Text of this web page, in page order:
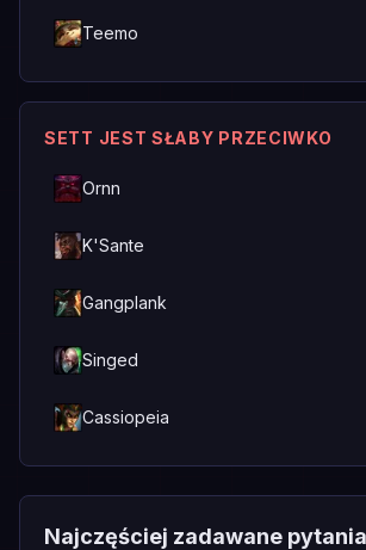
Teemo
SETT JEST SŁABY PRZECIWKO
Ornn
K'Sante
Gangplank
Singed
Cassiopeia
Najczęściej zadawane pytania